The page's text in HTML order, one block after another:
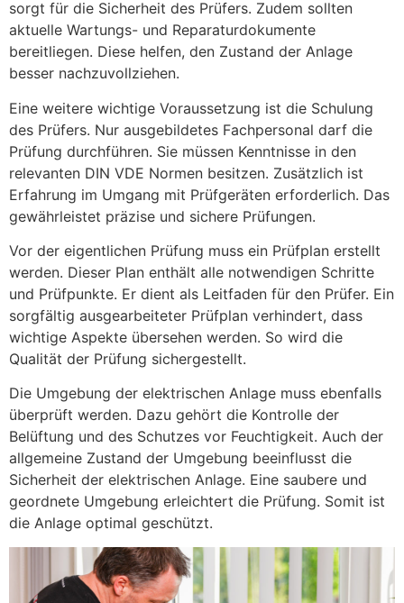
sorgt für die Sicherheit des Prüfers. Zudem sollten
aktuelle Wartungs- und Reparaturdokumente
bereitliegen. Diese helfen, den Zustand der Anlage
besser nachzuvollziehen.
Eine weitere wichtige Voraussetzung ist die Schulung
des Prüfers. Nur ausgebildetes Fachpersonal darf die
Prüfung durchführen. Sie müssen Kenntnisse in den
relevanten DIN VDE Normen besitzen. Zusätzlich ist
Erfahrung im Umgang mit Prüfgeräten erforderlich. Das
gewährleistet präzise und sichere Prüfungen.
Vor der eigentlichen Prüfung muss ein Prüfplan erstellt
werden. Dieser Plan enthält alle notwendigen Schritte
und Prüfpunkte. Er dient als Leitfaden für den Prüfer. Ein
sorgfältig ausgearbeiteter Prüfplan verhindert, dass
wichtige Aspekte übersehen werden. So wird die
Qualität der Prüfung sichergestellt.
Die Umgebung der elektrischen Anlage muss ebenfalls
überprüft werden. Dazu gehört die Kontrolle der
Belüftung und des Schutzes vor Feuchtigkeit. Auch der
allgemeine Zustand der Umgebung beeinflusst die
Sicherheit der elektrischen Anlage. Eine saubere und
geordnete Umgebung erleichtert die Prüfung. Somit ist
die Anlage optimal geschützt.